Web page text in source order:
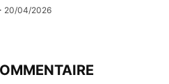
20/04/2026